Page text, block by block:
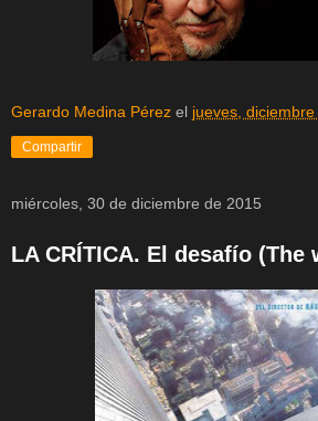
Gerardo Medina Pérez el jueves,
Compartir
miércoles, 30 de diciembre de 2015
LA CRÍTICA. El desafío (The